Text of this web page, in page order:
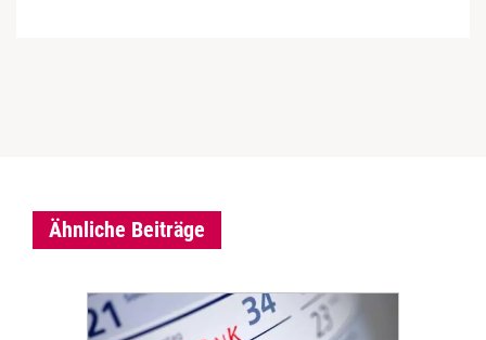
Ähnliche Beiträge